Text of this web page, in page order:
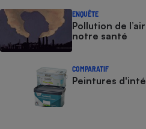
ENQUÊTE
Pollution de
notre santé
COMPARATIF
Peintures